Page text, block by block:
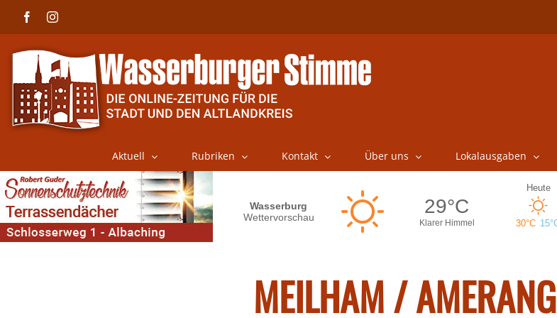
FacebookInstagram
Aktuell Rubriken Kontakt Über uns Lokalausgaben
MEILHAM / AMERANG